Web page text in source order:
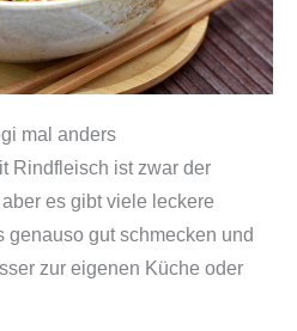
mal anders
Rindfleisch ist zwar der
es gibt viele leckere
genauso gut schmecken und
zur eigenen Küche oder